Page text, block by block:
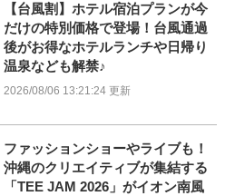
【台風割】ホテル宿泊プランが今
だけの特別価格で登場！台風通過
後がお得なホテルランチや日帰り
温泉なども解禁♪
2026/08/06 13:21:24 更新
ファッションショーやライブも！
沖縄のクリエイティブが集結する
「TEE JAM 2026」がイオン南風